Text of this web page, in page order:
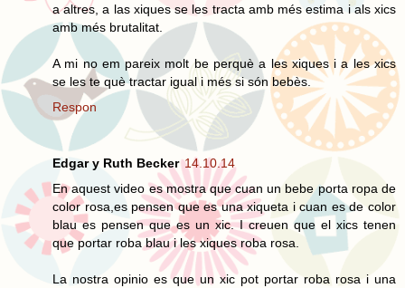
a altres, a las xiques se les tracta amb més estima i als xics
amb més brutalitat.
A mi no em pareix molt be perquè a les xiques i a les xics
se les te què tractar igual i més si són bebès.
Respon
Edgar y Ruth Becker 14.10.14
En aquest video es mostra que cuan un bebe porta ropa de
color rosa,es pensen que es una xiqueta i cuan es de color
blau es pensen que es un xic. I creuen que el xics tenen
que portar roba blau i les xiques roba rosa.
La nostra opinio es que un xic pot portar roba rosa i una